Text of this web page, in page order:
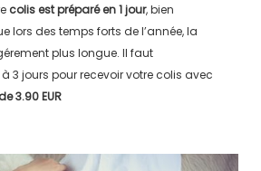
colis est préparé en1 jour, bien
lors des temps forts de l’année, la
plus longue. Il faut
à 3 jours pour recevoir votre colis avec
3.90 EUR